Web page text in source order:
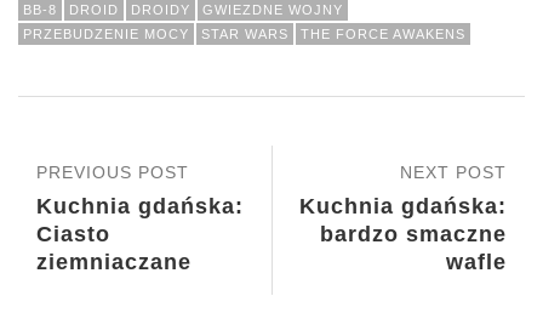
BB-8 DROID DROIDY
GWIEZDNE WOJNY
PRZEBUDZENIE MOCY
STAR WARS THE FORCE AWAKENS
NEXT POST
Kuchnia gdańska:
bardzo smaczne
wafle
PREVIOUS POST
Kuchnia gdańska:
Ciasto
ziemniaczane